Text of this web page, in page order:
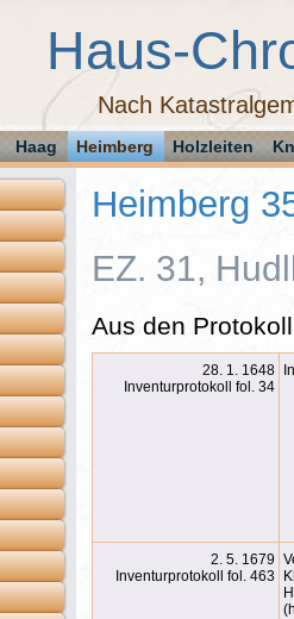
Haus-
Nach
Haag Heimberg Holzleiten
Heimberg
EZ. 31,
Aus den
28. 1. 1648
Inventurprotokoll fol. 34
2. 5. 1679
Inventurprotokoll fol. 463